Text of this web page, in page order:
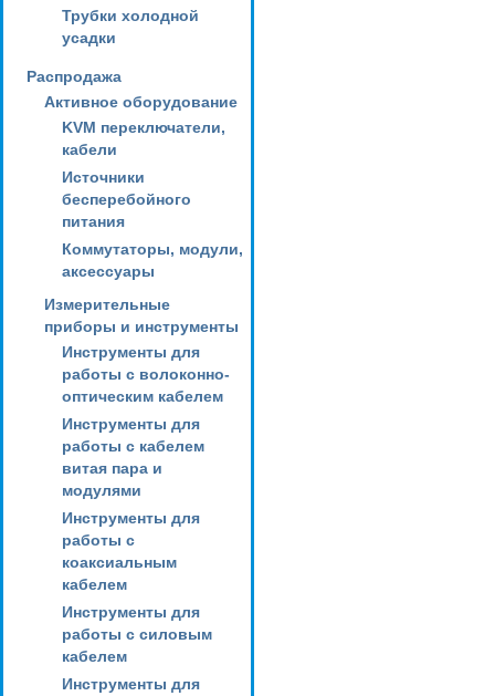
Трубки холодной
усадки
Распродажа
Активное оборудование
KVM переключатели,
кабели
Источники
бесперебойного
питания
Коммутаторы, модули,
аксессуары
Измерительные
приборы и инструменты
Инструменты для
работы с волоконно-
оптическим кабелем
Инструменты для
работы с кабелем
витая пара и
модулями
Инструменты для
работы с
коаксиальным
кабелем
Инструменты для
работы с силовым
кабелем
Инструменты для